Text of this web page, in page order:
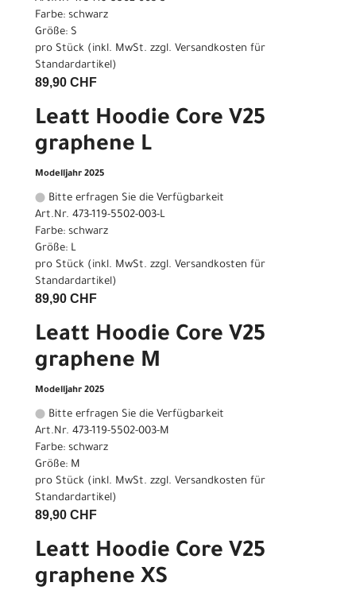
Farbe: schwarz
Größe: S
pro Stück (inkl. MwSt. zzgl. Versandkosten für
Standardartikel)
89,90 CHF
Leatt Hoodie Core V25
graphene L
Modelljahr 2025
Bitte erfragen Sie die Verfügbarkeit
Art.Nr. 473-119-5502-003-L
Farbe: schwarz
Größe: L
pro Stück (inkl. MwSt. zzgl. Versandkosten für
Standardartikel)
89,90 CHF
Leatt Hoodie Core V25
graphene M
Modelljahr 2025
Bitte erfragen Sie die Verfügbarkeit
Art.Nr. 473-119-5502-003-M
Farbe: schwarz
Größe: M
pro Stück (inkl. MwSt. zzgl. Versandkosten für
Standardartikel)
89,90 CHF
Leatt Hoodie Core V25
graphene XS